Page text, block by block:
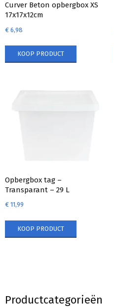
Curver Beton opbergbox XS
17x17x12cm
€ 6,98
KOOP PRODUCT
Opbergbox tag –
Transparant – 29 L
€ 11,99
KOOP PRODUCT
Productcategorieën